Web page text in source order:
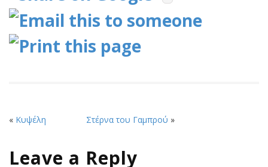
« Κυψέλη Στέρνα του Γαμπρού »
Leave a Reply